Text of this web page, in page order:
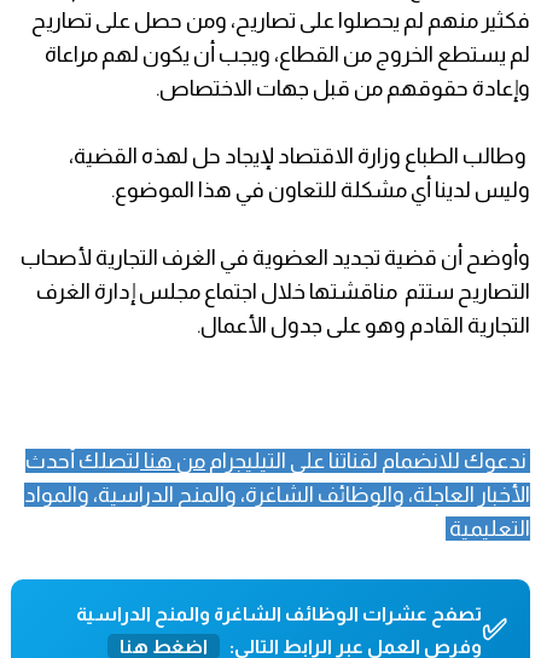
فكثير منهم لم يحصلوا على تصاريح، ومن حصل على تصاريح
لم يستطع الخروج من القطاع، ويجب أن يكون لهم مراعاة
وإعادة حقوقهم من قبل جهات الاختصاص.
وطالب الطباع وزارة الاقتصاد لإيجاد حل لهذه القضية،
وليس لدينا أي مشكلة للتعاون في هذا الموضوع.
وأوضح أن قضية تجديد العضوية في الغرف التجارية لأصحاب
التصاريح ستتم مناقشتها خلال اجتماع مجلس إدارة الغرف
التجارية القادم وهو على جدول الأعمال.
ندعوك للانضمام لقناتنا على التيليجرام من هنا لتصلك أحدث
الأخبار العاجلة، والوظائف الشاغرة، والمنح الدراسية، والمواد
التعليمية
✅تصفح عشرات الوظائف الشاغرة والمنح الدراسية
وفرص العمل عبر الرابط التالي:
اضغط هنا